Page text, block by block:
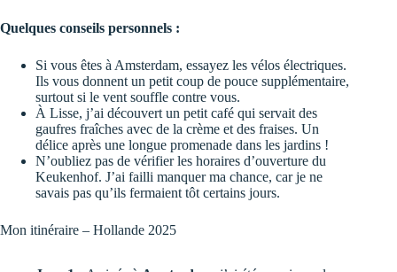
Quelques conseils personnels :
Si vous êtes à Amsterdam, essayez les vélos électriques.
Ils vous donnent un petit coup de pouce supplémentaire,
surtout si le vent souffle contre vous.
À Lisse, j’ai découvert un petit café qui servait des
gaufres fraîches avec de la crème et des fraises. Un
délice après une longue promenade dans les jardins !
N’oubliez pas de vérifier les horaires d’ouverture du
Keukenhof. J’ai failli manquer ma chance, car je ne
savais pas qu’ils fermaient tôt certains jours.
Mon itinéraire – Hollande 2025